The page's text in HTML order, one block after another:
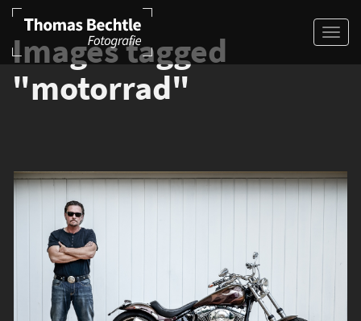
Images tagged
"motorrad"